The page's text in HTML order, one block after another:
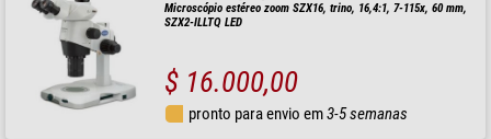
Microscópio estéreo zoom SZX16, trino, 16,4:1, 7-115x, 60 mm,
SZX2-ILLTQ LED
$ 16.000,00
pronto para envio em3-5 semanas